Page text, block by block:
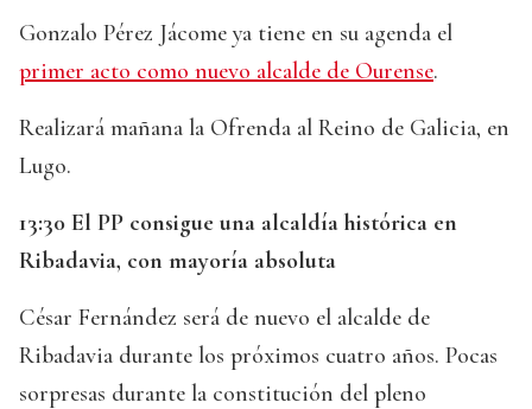
Gonzalo Pérez Jácome ya tiene en su agenda el
primer acto como nuevo alcalde de Ourense.
Realizará mañana la Ofrenda al Reino de Galicia, en
Lugo.
13:30 El PP consigue una alcaldía histórica en
Ribadavia, con mayoría absoluta
César Fernández será de nuevo el alcalde de
Ribadavia durante los próximos cuatro años. Pocas
sorpresas durante la constitución del pleno